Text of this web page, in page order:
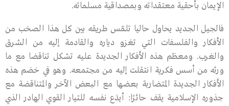
الإيمان بأحقية معتقداته وبمصداقية مسلماته.
فالجيل الجديد يحاول حاليا تلمّس طريقه بين كل هذا الصخب من
الأفكار والفلسفات التي تغزو دياره والقادمة إليه من الشرق
والغرب. ومعظم هذه الأفكار الجديدة عليه تشكل تناقضا مع ما
ورثه من أسس فكرية انتقلت إليه من مجتمعه. وهو في خضم هذه
الأفكار الجديدة المتضاربة بعضها مع البعض الآخر والمتناقضة مع
جذوره الإسلامية يقف حائرًا: أيدَع نفسه للتيار القوي الهادر الذي